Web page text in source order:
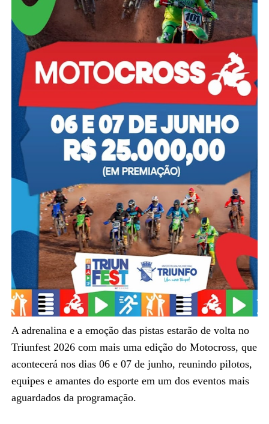
A adrenalina e a emoção das pistas estarão de volta no
Triunfest 2026 com mais uma edição do Motocross, que
acontecerá nos dias 06 e 07 de junho, reunindo pilotos,
equipes e amantes do esporte em um dos eventos mais
aguardados da programação.